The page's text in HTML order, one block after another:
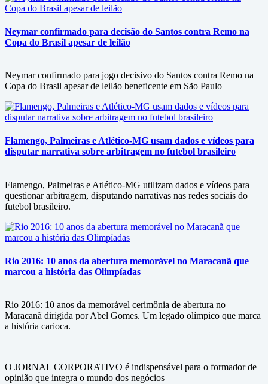
Neymar confirmado para decisão do Santos contra Remo na
Copa do Brasil apesar de leilão
Neymar confirmado para jogo decisivo do Santos contra Remo na
Copa do Brasil apesar de leilão beneficente em São Paulo
Flamengo, Palmeiras e Atlético-MG usam dados e vídeos para
disputar narrativa sobre arbitragem no futebol brasileiro
Flamengo, Palmeiras e Atlético-MG utilizam dados e vídeos para
questionar arbitragem, disputando narrativas nas redes sociais do
futebol brasileiro.
Rio 2016: 10 anos da abertura memorável no Maracanã que
marcou a história das Olimpíadas
Rio 2016: 10 anos da memorável cerimônia de abertura no
Maracanã dirigida por Abel Gomes. Um legado olímpico que marca
a história carioca.
O JORNAL CORPORATIVO é indispensável para o formador de
opinião que integra o mundo dos negócios